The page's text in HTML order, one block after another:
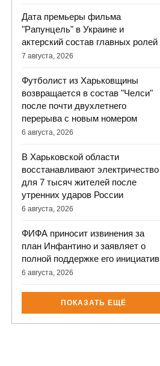
Дата премьеры фильма
"Рапунцель" в Украине и
актерский состав главных ролей
7 августа, 2026
Футболист из Харьковщины
возвращается в состав "Челси"
после почти двухлетнего
перерыва с новым номером
6 августа, 2026
В Харьковской области
восстанавливают электричество
для 7 тысяч жителей после
утренних ударов России
6 августа, 2026
ФИФА приносит извинения за
план Инфантино и заявляет о
полной поддержке его инициатив
6 августа, 2026
ПОКАЗАТЬ ЕЩЁ